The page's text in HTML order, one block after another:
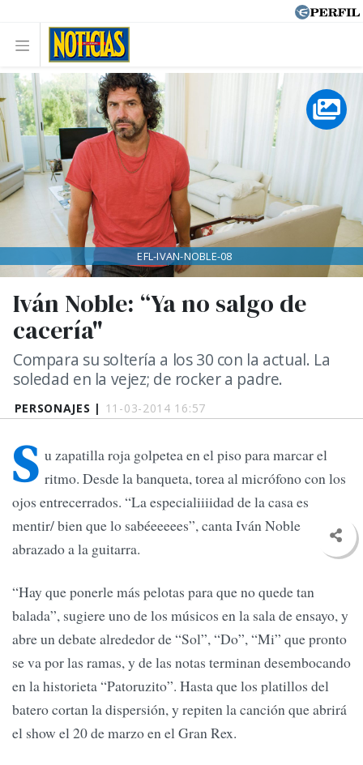
PERSONAJES | 11-03-2014 16:57
Iván Noble: “Ya no salgo de
cacería"
Compara su soltería a los 30 con la actual. La
soledad en la vejez; de rocker a padre.
EFL-IVAN-NOBLE-08
S u zapatilla roja golpetea en el piso para marcar el
ritmo. Desde la banqueta, torea al micrófono con los
ojos entrecerrados. “La especialiiiidad de la casa es
mentir/ bien que lo sabéeeeees”, canta Iván Noble
abrazado a la guitarra.
“Hay que ponerle más pelotas para que no quede tan
balada”, sugiere uno de los músicos en la sala de ensayo, y
abre un debate alrededor de “Sol”, “Do”, “Mi” que pronto
se va por las ramas, y de las notas terminan desembocando
en la historieta “Patoruzito”. Hasta que los platillos del
batero cortan la dispersión, y repiten la canción que abrirá
el show el 20 de marzo en el Gran Rex.